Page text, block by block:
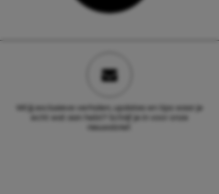
Wil jij exclusieve verhalen, updates en tips waar je
echt wat aan hebt? Schrijf je in voor onze
nieuwsbrief.